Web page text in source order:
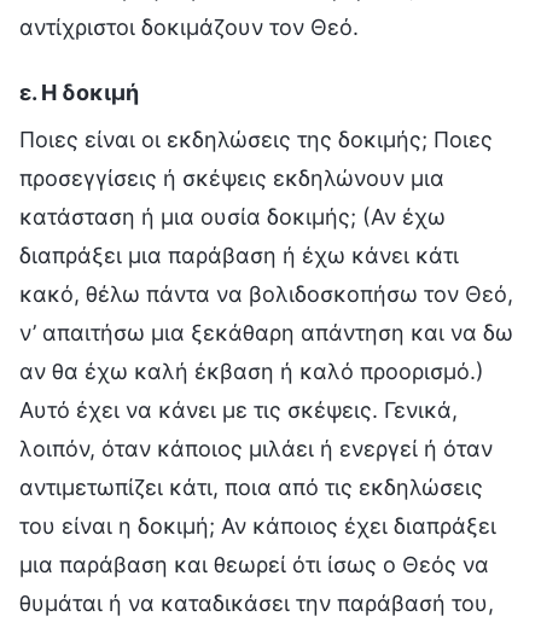
αντίχριστοι δοκιμάζουν τον Θεό.
ε. Η δοκιμή
Ποιες είναι οι εκδηλώσεις της δοκιμής; Ποιες
προσεγγίσεις ή σκέψεις εκδηλώνουν μια
κατάσταση ή μια ουσία δοκιμής; (Αν έχω
διαπράξει μια παράβαση ή έχω κάνει κάτι
κακό, θέλω πάντα να βολιδοσκοπήσω τον Θεό,
ν’ απαιτήσω μια ξεκάθαρη απάντηση και να δω
αν θα έχω καλή έκβαση ή καλό προορισμό.)
Αυτό έχει να κάνει με τις σκέψεις. Γενικά,
λοιπόν, όταν κάποιος μιλάει ή ενεργεί ή όταν
αντιμετωπίζει κάτι, ποια από τις εκδηλώσεις
του είναι η δοκιμή; Αν κάποιος έχει διαπράξει
μια παράβαση και θεωρεί ότι ίσως ο Θεός να
θυμάται ή να καταδικάσει την παράβασή του,